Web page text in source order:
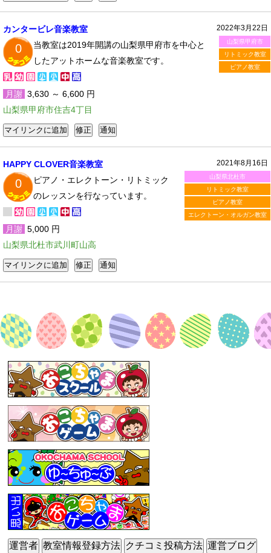
2022年3月22日
山梨県甲府市
リトミック教室
ピアノ教室
カンタービレ音楽教室
0
当教室は2019年開講の山梨県甲府市を中心と
したアットホームな音楽教室です。
月謝 3,630 ～ 6,600 円
山梨県甲府市住吉4丁目
2021年8月16日
山梨県北杜市
リトミック教室
ピアノ教室
エレクトーン・オルガン教室
HAPPY CLOVER音楽教室
0
ピアノ・エレクトーン・リトミック
のレッスンを行なっています。
月謝 5,000 円
山梨県北杜市武川町山高